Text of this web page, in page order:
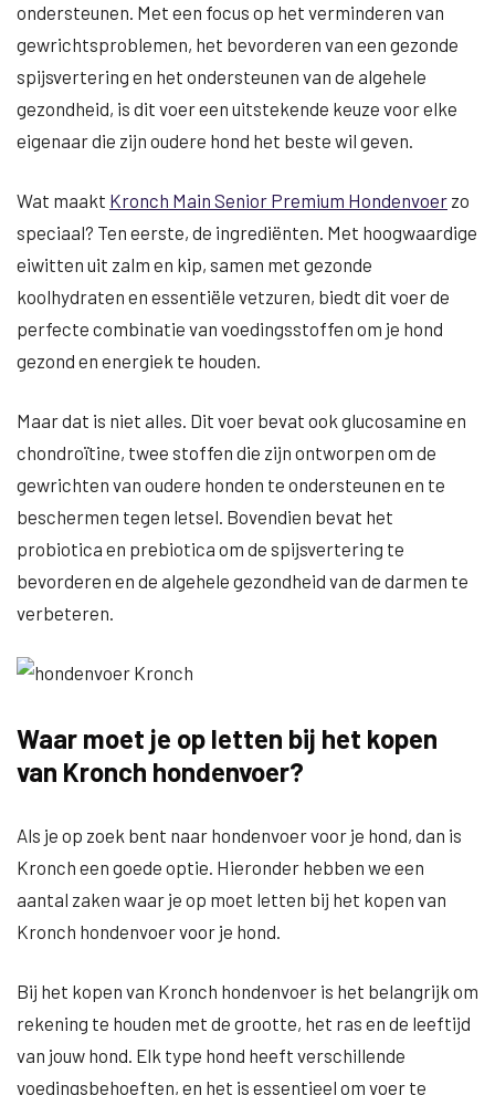
ondersteunen. Met een focus op het verminderen van
gewrichtsproblemen, het bevorderen van een gezonde
spijsvertering en het ondersteunen van de algehele
gezondheid, is dit voer een uitstekende keuze voor elke
eigenaar die zijn oudere hond het beste wil geven.
Wat maakt Kronch Main Senior Premium Hondenvoer zo
speciaal? Ten eerste, de ingrediënten. Met hoogwaardige
eiwitten uit zalm en kip, samen met gezonde
koolhydraten en essentiële vetzuren, biedt dit voer de
perfecte combinatie van voedingsstoffen om je hond
gezond en energiek te houden.
Maar dat is niet alles. Dit voer bevat ook glucosamine en
chondroïtine, twee stoffen die zijn ontworpen om de
gewrichten van oudere honden te ondersteunen en te
beschermen tegen letsel. Bovendien bevat het
probiotica en prebiotica om de spijsvertering te
bevorderen en de algehele gezondheid van de darmen te
verbeteren.
Waar moet je op letten bij het kopen
van Kronch hondenvoer?
Als je op zoek bent naar hondenvoer voor je hond, dan is
Kronch een goede optie. Hieronder hebben we een
aantal zaken waar je op moet letten bij het kopen van
Kronch hondenvoer voor je hond.
Bij het kopen van Kronch hondenvoer is het belangrijk om
rekening te houden met de grootte, het ras en de leeftijd
van jouw hond. Elk type hond heeft verschillende
voedingsbehoeften, en het is essentieel om voer te